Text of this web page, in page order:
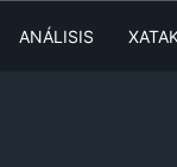
ANÁLISIS